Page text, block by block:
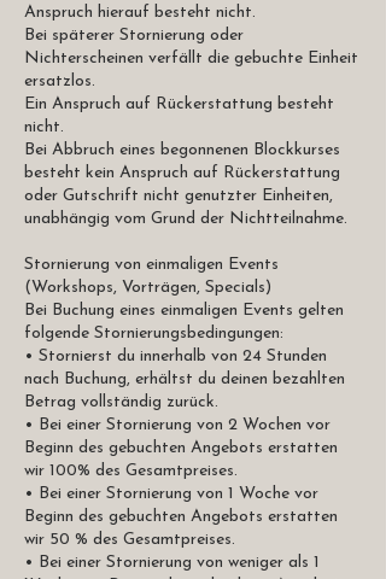
Anspruch hierauf besteht nicht.
Bei späterer Stornierung oder
Nichterscheinen verfällt die gebuchte Einheit
ersatzlos.
Ein Anspruch auf Rückerstattung besteht
nicht.
Bei Abbruch eines begonnenen Blockkurses
besteht kein Anspruch auf Rückerstattung
oder Gutschrift nicht genutzter Einheiten,
unabhängig vom Grund der Nichtteilnahme.
Stornierung von einmaligen Events
(Workshops, Vorträgen, Specials)
Bei Buchung eines einmaligen Events gelten
folgende Stornierungsbedingungen:
• Stornierst du innerhalb von 24 Stunden
nach Buchung, erhältst du deinen bezahlten
Betrag vollständig zurück.
• Bei einer Stornierung von 2 Wochen vor
Beginn des gebuchten Angebots erstatten
wir 100% des Gesamtpreises.
• Bei einer Stornierung von 1 Woche vor
Beginn des gebuchten Angebots erstatten
wir 50 % des Gesamtpreises.
• Bei einer Stornierung von weniger als 1